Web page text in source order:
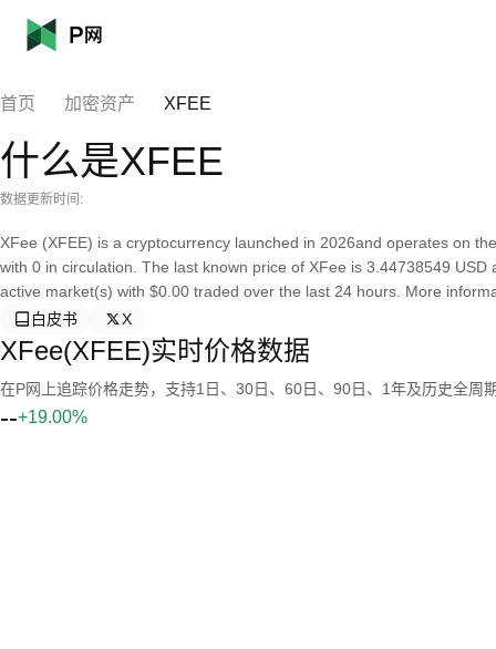
首页 加密资产 XFEE
什么是XFEE
数据更新时间:
XFee (XFEE) is a cryptocurrency launched in 2026and operates on
with 0 in circulation. The last known price of XFee is 3.44738549
active market(s) with $0.00 traded over the last 24 hours. More
白皮书
X
XFee(XFEE)实时价格数据
在P网上追踪价格走势，支持1日、30日、60日、90日、1年及历史全周
--+19.00%